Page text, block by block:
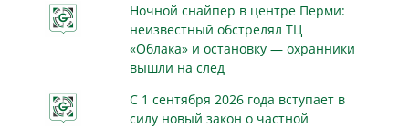
Ночной снайпер в центре Перми:
неизвестный обстрелял ТЦ
«Облака» и остановку — охранники
вышли на след
С 1 сентября 2026 года вступает в
силу новый закон о частной